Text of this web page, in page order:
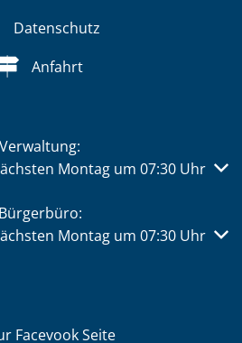
Datenschutz
Anfahrt
Verwaltung:
oder Schließzeiten
Montag um 07:30 Uhr
Bürgerbüro:
oder Schließzeiten
Montag um 07:30 Uhr
Facevook Seite